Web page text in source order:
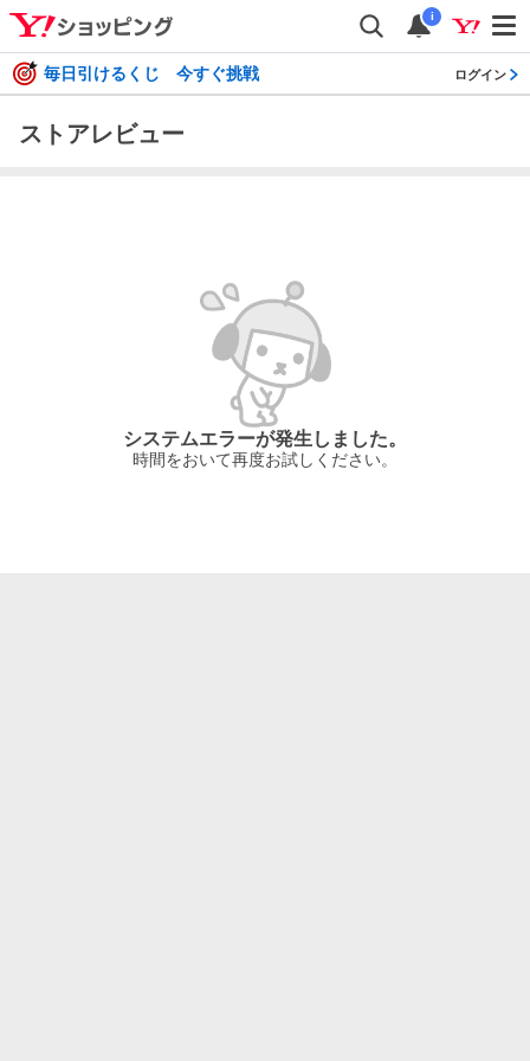
i
毎日引けるくじ 今すぐ挑戦 ログイン
ストアレビュー
システムエラーが発生しました。
時間をおいて再度お試しください。